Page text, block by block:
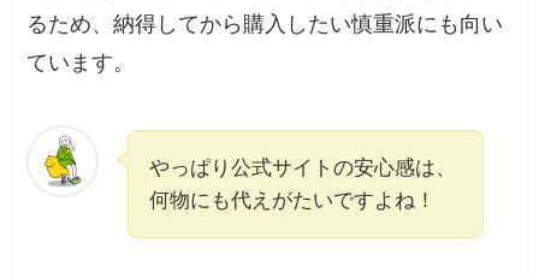
るため、納得してから購入したい慎重派にも向い
ています。
やっぱり公式サイトの安心感は、
何物にも代えがたいですよね！